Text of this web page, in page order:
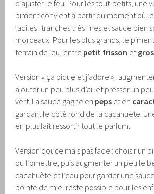
d’ajuster le feu. Pour les tout-petits, une
piment convient à partir du moment où
faciles : tranches très fines et sauce bien
morceaux. Pour les plus grands, le
terrain de jeu, entre petit frisson et
Version « ça pique et j’adore » :
ajouter un peu plus d’ail et presser un
vert. La sauce gagne en peps et en
gardant le côté rond de la cacahuète.
en plus fait ressortir tout le parfum.
Version douce mais pas fade : choisir un
ou l’omettre, puis augmenter un peu le
cacahuète et l’eau pour garder une
pointe de miel reste possible pour les